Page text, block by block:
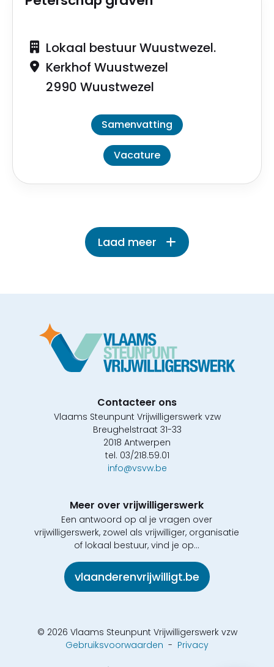
Lokaal bestuur Wuustwezel.
Kerkhof Wuustwezel
2990 Wuustwezel
Samenvatting
Vacature
Laad meer
Contacteer ons
Vlaams Steunpunt Vrijwilligerswerk vzw
Breughelstraat 31-33
2018 Antwerpen
tel. 03/218.59.01
info@vsvw.be
Meer over vrijwilligerswerk
Een antwoord op al je vragen over
vrijwilligerswerk, zowel als vrijwilliger, organisatie
of lokaal bestuur, vind je op...
vlaanderenvrijwilligt.be
© 2026 Vlaams Steunpunt Vrijwilligerswerk vzw
Gebruiksvoorwaarden - Privacy